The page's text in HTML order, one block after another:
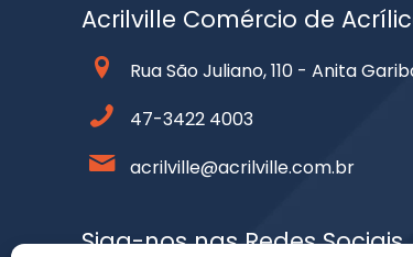
Acrilville Comércio de
Rua São Juliano, 110 - Anita
47-3422 4003
acrilville@acrilville.com.br
Siga-nos nas Redes Sociais